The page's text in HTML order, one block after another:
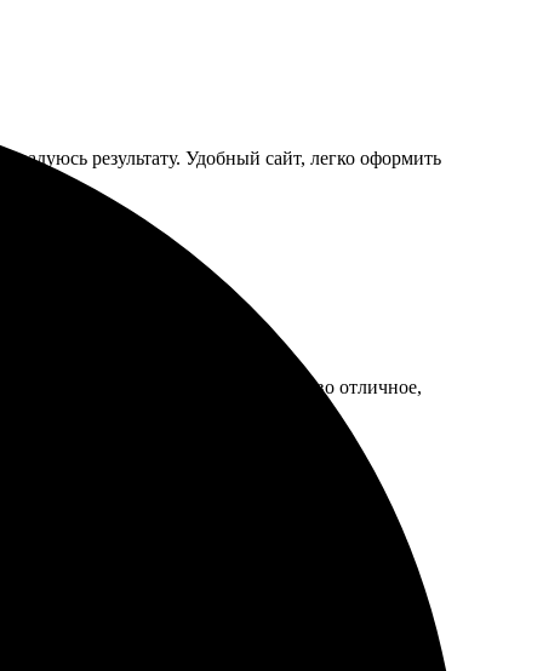
радуюсь результату. Удобный сайт, легко оформить
доставка без задержек. Качество отличное,
оформил заказ. Понравилась скорость
сувенирами!